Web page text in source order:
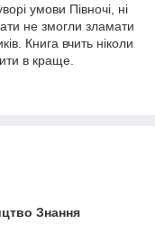
умови Півночі, ні
не змогли зламати
Книга вчить ніколи
в краще.
Знання